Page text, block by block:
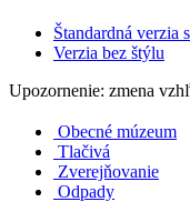
Štandardná verzia
Verzia bez štýlu
Upozornenie: zmena
Obecné múzeum
Tlačivá
Zverejňovanie
Odpady